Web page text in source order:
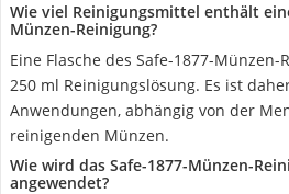
Wie viel Reinigungsmittel enthält
Münzen-Reinigung?
Eine Flasche des Safe-1877-
250 ml Reinigungslösung. Es ist
Anwendungen, abhängig von der
reinigenden Münzen.
Wie wird das Safe-1877-Münzen-
angewendet?